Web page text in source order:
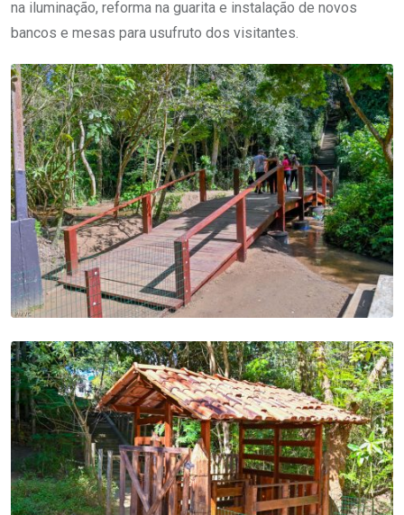
na iluminação, reforma na guarita e instalação de novos
bancos e mesas para usufruto dos visitantes.